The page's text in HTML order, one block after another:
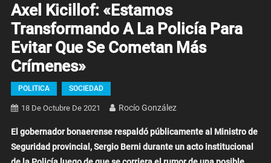
Axel Kicillof: «Estamos
Transformando A La Policía Para
Evitar Que Se Cometan Más
Crímenes»
POLITICA SOCIEDAD
18 De Octubre De 2021 Rocío González
El gobernador bonaerense respaldó públicamente al Ministro de
Seguridad provincial, Sergio Berni durante un acto institucional